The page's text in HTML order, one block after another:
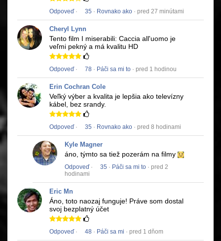
Odpoveď· 35 · Rovnako ako · pred 27 minútami
Cheryl Lynn
Tento film I miserabili: Caccia all'uomo je
veľmi pekný a má kvalitu HD
Odpoveď· 78 · Páči sa mi to · pred 1 hodinou
Erin Cochran Cole
Veľký výber a kvalita je lepšia ako televízny
kábel, bez srandy.
Odpoveď· 35 · Rovnako ako · pred 8 hodinami
Kyle Magner
áno, týmto sa tiež pozerám na filmy
Odpoveď· 35 · Páči sa mi to · pred 2
hodinami
Eric Mn
Áno, toto naozaj funguje! Práve som dostal
svoj bezplatný účet
Odpoveď· 48 · Páči sa mi · pred 1 dňom